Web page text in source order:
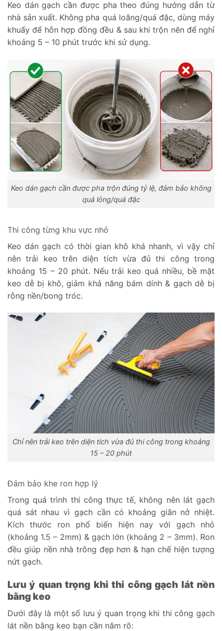
Keo dán gạch cần được pha theo đúng hướng dẫn từ
nhà sản xuất. Không pha quá loãng/quá đặc, dùng máy
khuấy để hỗn hợp đồng đều & sau khi trộn nên để nghỉ
khoảng 5 – 10 phút trước khi sử dụng.
Keo dán gạch cần được pha trộn đúng tỷ lệ, đảm bảo không
quá lỏng/quá đặc
Thi công từng khu vực nhỏ
Keo dán gạch có thời gian khô khá nhanh, vì vậy chỉ
nên trải keo trên diện tích vừa đủ thi công trong
khoảng 15 – 20 phút. Nếu trải keo quá nhiều, bề mặt
keo dễ bị khô, giảm khả năng bám dính & gạch dễ bị
rỗng nền/bong tróc.
Chỉ nên trải keo trên diện tích vừa đủ thi công trong khoảng
15 – 20 phút
Đảm bảo khe ron hợp lý
Trong quá trình thi công thực tế, không nên lát gạch
quá sát nhau vì gạch cần có khoảng giãn nở nhiệt.
Kích thước ron phổ biến hiện nay với gạch nhỏ
(khoảng 1.5 – 2mm) & gạch lớn (khoảng 2 – 3mm). Ron
đều giúp nền nhà trông đẹp hơn & hạn chế hiện tượng
nứt gạch.
Lưu ý quan trọng khi thi công gạch lát nền
bằng keo
Dưới đây là một số lưu ý quan trọng khi thi công gạch
lát nền bằng keo bạn cần nắm rõ: